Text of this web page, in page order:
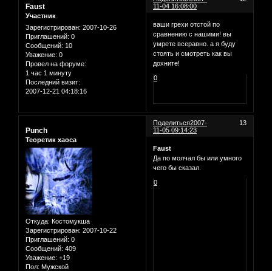
11-04 16:08:00
Faust
Участник
Зарегистрирован: 2007-10-26
Приглашений: 0
Сообщений: 10
Уважение: 0
Провел на форуме:
1 час 1 минуту
Последний визит:
2007-12-21 04:18:16
ваши грехи отстой по
сравнению с нашими! вы
умрете всеравно. а я буду
стоять и смотреть как вы
дохните!
0
Поделиться 13
2007-
11-05 09:14:23
Punch
Теоретик хаоса
Откуда: Костомукша
Зарегистрирован: 2007-10-22
Приглашений: 0
Сообщений: 409
Уважение: +19
Пол: Мужской
Faust
Да по молчал бы или умного
чего бы сказал.
0